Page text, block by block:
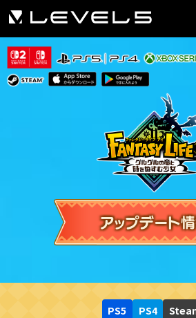
アップデート
PS5 PS4